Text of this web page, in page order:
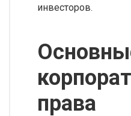
инвесторов.
права